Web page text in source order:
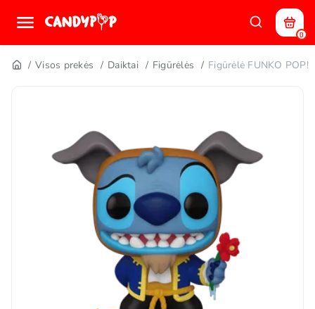
0
Visos prekės Daiktai Figūrėlės Figūrėlė FUNKO POP!